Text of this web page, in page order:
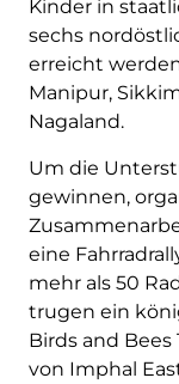
Kinder in
sechs
erreicht
Manipur,
Nagaland.
Um die
gewinnen,
eine
mehr als 50
trugen ein
Birds and Bees
von Imphal